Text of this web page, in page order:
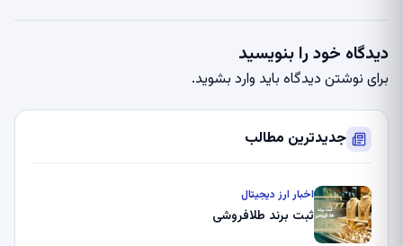
دیدگاه خود را بنویسید
برای نوشتن دیدگاه باید وارد بشوید.
جدیدترین مطالب
اخبار ارز دیجیتال
ثبت برند طلافروشی